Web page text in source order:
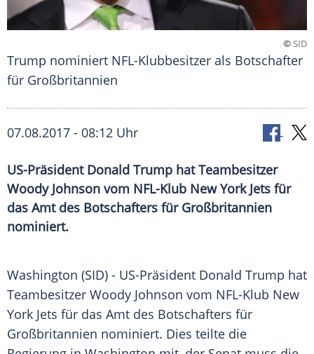
©SID
Trump nominiert NFL-Klubbesitzer als Botschafter
für Großbritannien
07.08.2017 - 08:12 Uhr
US-Präsident Donald Trump hat Teambesitzer
Woody Johnson vom NFL-Klub New York Jets für
das Amt des Botschafters für Großbritannien
nominiert.
Washington (SID) - US-Präsident Donald Trump hat
Teambesitzer Woody Johnson vom NFL-Klub New
York Jets für das Amt des Botschafters für
Großbritannien nominiert. Dies teilte die